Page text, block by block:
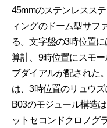
45mmのステンレスス
ィングのドーム型サフ
る。文字盤の3時位置
算計、9時位置にスモ
ブダイアルが配された
は、3時位置のリュウ
B03のモジュール構造
ットセコンドクロノグ